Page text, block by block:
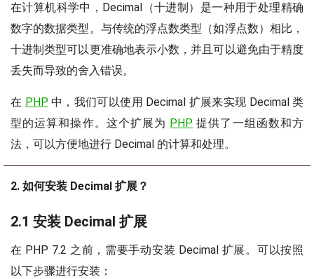
在计算机科学中，Decimal（十进制）是一种用于处理精确
数字的数据类型。与传统的浮点数类型（如浮点数）相比，
十进制类型可以更准确地表示小数，并且可以避免由于精度
丢失而导致的舍入错误。
在 PHP中，我们可以使用 Decimal 扩展来实现 Decimal 类
型的运算和操作。这个扩展为 PHP 提供了一组函数和方
法，可以方便地进行 Decimal 的计算和处理。
2. 如何安装 Decimal 扩展？
2.1 安装 Decimal 扩展
在 PHP 7.2 之前，需要手动安装 Decimal 扩展。可以按照
以下步骤进行安装：